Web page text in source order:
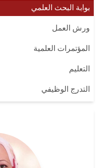
بوابة البحث العلمي
ورش العمل
المؤتمرات العلمية
التعليم
التدرج الوظيفي